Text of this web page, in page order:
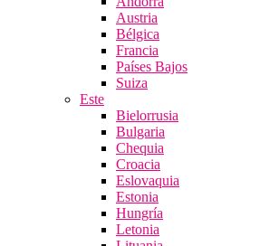
Austria
Bélgica
Francia
Países Bajos
Suiza
Este
Bielorrusia
Bulgaria
Chequia
Croacia
Eslovaquia
Estonia
Hungría
Letonia